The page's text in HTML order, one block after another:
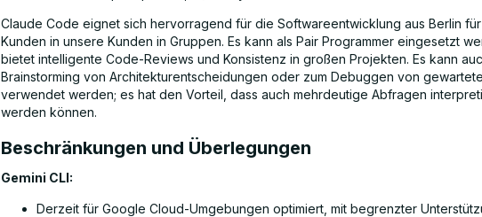
Claude Code eignet sich hervorragend für die Softwareentwicklung aus Berlin
Kunden in unsere Kunden in Gruppen. Es kann als Pair Programmer eingesetzt
bietet intelligente Code-Reviews und Konsistenz in großen Projekten. Es kann
Brainstorming von Architekturentscheidungen oder zum Debuggen von
verwendet werden; es hat den Vorteil, dass auch mehrdeutige Abfragen
werden können.
Beschränkungen und Überlegungen
Gemini CLI:
Derzeit für Google Cloud-Umgebungen optimiert, mit begrenzter